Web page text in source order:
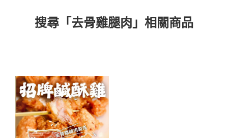
搜尋「去骨雞腿肉」相關商品